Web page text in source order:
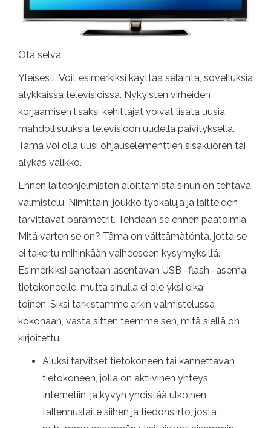
Ota selvä
Yleisesti. Voit esimerkiksi käyttää selainta, sovelluksia
älykkäissä televisioissa. Nykyisten virheiden
korjaamisen lisäksi kehittäjät voivat lisätä uusia
mahdollisuuksia televisioon uudella päivityksellä.
Tämä voi olla uusi ohjauselementtien sisäkuoren tai
älykäs valikko.
Ennen laiteohjelmiston aloittamista sinun on tehtävä
valmistelu. Nimittäin: joukko työkaluja ja laitteiden
tarvittavat parametrit. Tehdään se ennen päätoimia.
Mitä varten se on? Tämä on välttämätöntä, jotta se
ei takertu mihinkään vaiheeseen kysymyksillä.
Esimerkiksi sanotaan asentavan USB -flash -asema
tietokoneelle, mutta sinulla ei ole yksi eikä
toinen. Siksi tarkistamme arkin valmistelussa
kokonaan, vasta sitten teemme sen, mitä siellä on
kirjoitettu:
Aluksi tarvitset tietokoneen tai kannettavan
tietokoneen, jolla on aktiivinen yhteys
Internetiin, ja kyvyn yhdistää ulkoinen
tallennuslaite siihen ja tiedonsiirto, josta